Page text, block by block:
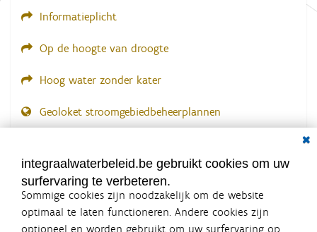
Informatieplicht
Op de hoogte van droogte
Hoog water zonder kater
Geoloket stroomgebiedbeheerplannen
LOGIN VEREIST
integraalwaterbeleid.be gebruikt cookies om uw
surfervaring te verbeteren.
Sommige cookies zijn noodzakelijk om de website
optimaal te laten functioneren. Andere cookies zijn
optioneel en worden gebruikt om uw surfervaring op